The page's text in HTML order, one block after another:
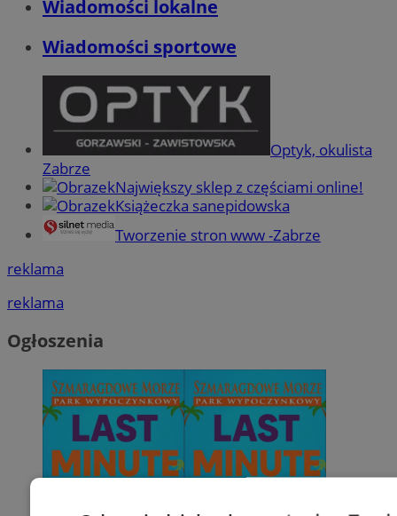
Wiadomości lokalne
Wiadomości sportowe
Optyk, okulista
Zabrze
Największy sklep z częściami online!
Książeczka sanepidowska
Tworzenie stron www -Zabrze
reklama
reklama
Ogłoszenia